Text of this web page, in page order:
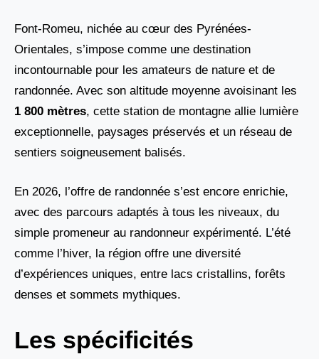
Font-Romeu, nichée au cœur des Pyrénées-
Orientales, s’impose comme une destination
incontournable pour les amateurs de nature et de
randonnée. Avec son altitude moyenne avoisinant les
1 800 mètres, cette station de montagne allie lumière
exceptionnelle, paysages préservés et un réseau de
sentiers soigneusement balisés.
En 2026, l’offre de randonnée s’est encore enrichie,
avec des parcours adaptés à tous les niveaux, du
simple promeneur au randonneur expérimenté. L’été
comme l’hiver, la région offre une diversité
d’expériences uniques, entre lacs cristallins, forêts
denses et sommets mythiques.
Les spécificités